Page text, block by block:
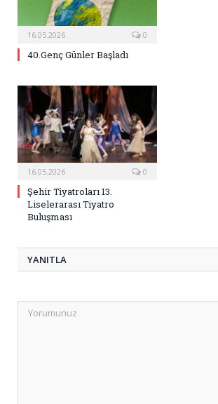
16.05.2026 0
40.Genç Günler Başladı
16.05.2026 0
Şehir Tiyatroları 13.
Liselerarası Tiyatro
Buluşması
YANITLA